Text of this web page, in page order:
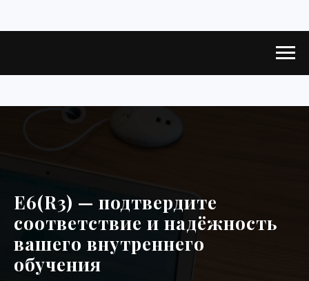
E6(R3) — подтвердите
соответствие и надёжность
вашего внутреннего
обучения